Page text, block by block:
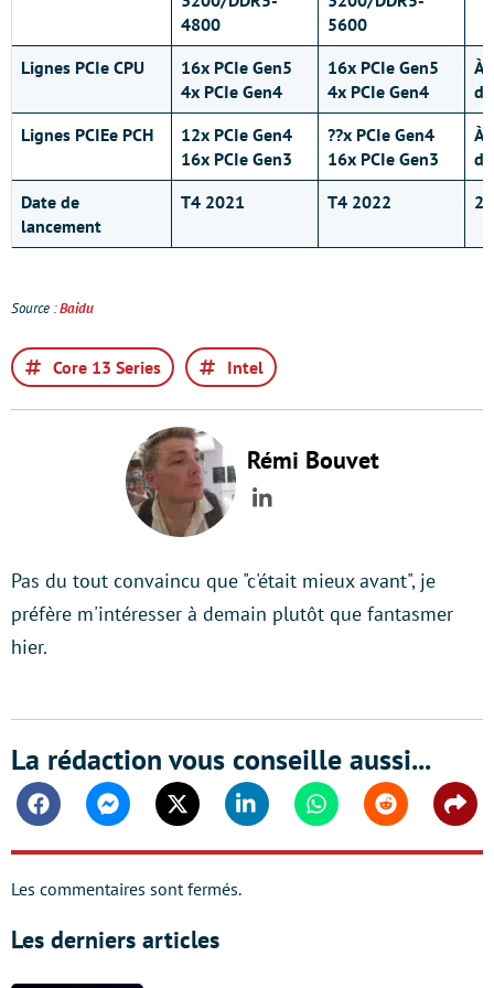
4800
5600
Lignes PCIe CPU
16x PCIe Gen5
4x PCIe Gen4
16x PCIe Gen5
4x PCIe Gen4
À
Lignes PCIEe PCH
12x PCIe Gen4
16x PCIe Gen3
??x PCIe Gen4
16x PCIe Gen3
À
Date de
lancement
T4 2021 T4 2022
Source :Baidu
Core 13 Series Intel
Rémi Bouvet
LinkedIn
Pas du tout convaincu que "c'était mieux avant", je
préfère m'intéresser à demain plutôt que fantasmer
hier.
La rédaction vous conseille aussi...
FacebookMessengerTwitter Linkedin WhatsappReddit
Les commentaires sont fermés.
Les derniers articles